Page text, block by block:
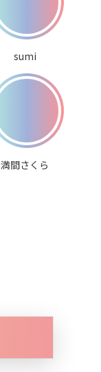
sumi
満間さくら